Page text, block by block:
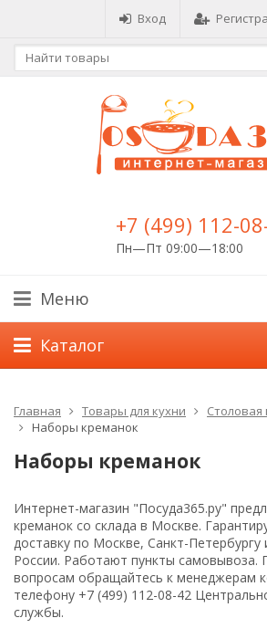
Вход
+7 (499) 112-
Пн—Пт 09:00—18:00
Меню
Каталог
Главная Товары для кухни Столовая
Наборы креманок
Наборы креманок
Интернет-магазин "Посуда365.ру"
креманок со склада в Москве.
доставку по Москве, Санкт-Петербургу
России. Работают пункты самовывоза.
вопросам обращайтесь к менеджерам
телефону +7 (499) 112-08-42
службы.